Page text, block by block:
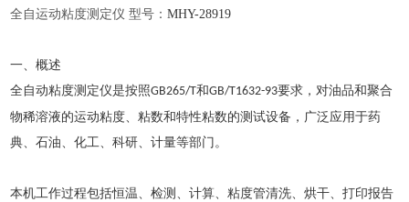
全自运动粘度测定仪 型号：MHY-28919
一、概述
全自动粘度测定仪是按照GB265/T和GB/T1632-93要求，对油品和聚合
物稀溶液的运动粘度、粘数和特性粘数的测试设备，广泛应用于药
典、石油、化工、科研、计量等部门。
本机工作过程包括恒温、检测、计算、粘度管清洗、烘干、打印报告